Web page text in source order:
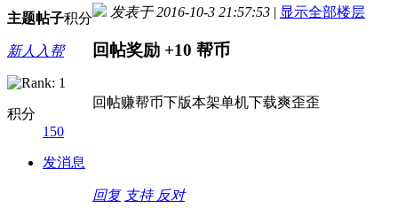
主题帖子积分
新人入帮
积分
150
发消息
发表于 2016-10-3 21:57:53 | 显示全部楼层
回帖奖励 +10 帮币
回帖赚帮币下版本架单机下载爽歪歪
回复 支持 反对